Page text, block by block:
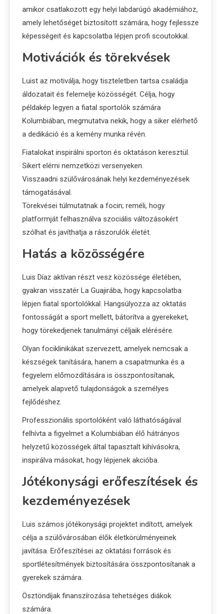
amikor csatlakozott egy helyi labdarúgó akadémiához,
amely lehetőséget biztosított számára, hogy fejlessze
képességeit és kapcsolatba lépjen profi scoutokkal.
Motivációk és törekvések
Luist az motiválja, hogy tiszteletben tartsa családja
áldozatait és felemelje közösségét. Célja, hogy
példakép legyen a fiatal sportolók számára
Kolumbiában, megmutatva nekik, hogy a siker elérhető
a dedikáció és a kemény munka révén.
Fiatalokat inspirálni sporton és oktatáson keresztül.
Sikert elérni nemzetközi versenyeken.
Visszaadni szülővárosának helyi kezdeményezések
támogatásával.
Törekvései túlmutatnak a focin; reméli, hogy
platformját felhasználva szociális változásokért
szólhat és javíthatja a rászorulók életét.
Hatás a közösségére
Luis Díaz aktívan részt vesz közössége életében,
gyakran visszatér La Guajirába, hogy kapcsolatba
lépjen fiatal sportolókkal. Hangsúlyozza az oktatás
fontosságát a sport mellett, bátorítva a gyerekeket,
hogy törekedjenek tanulmányi céljaik elérésére.
Olyan fociklinikákat szervezett, amelyek nemcsak a
készségek tanítására, hanem a csapatmunka és a
fegyelem előmozdítására is összpontosítanak,
amelyek alapvető tulajdonságok a személyes
fejlődéshez.
Professzionális sportolóként való láthatóságával
felhívta a figyelmet a Kolumbiában élő hátrányos
helyzetű közösségek által tapasztalt kihívásokra,
inspirálva másokat, hogy lépjenek akcióba.
Jótékonysági erőfeszítések és
kezdeményezések
Luis számos jótékonysági projektet indított, amelyek
célja a szülővárosában élők életkörülményeinek
javítása. Erőfeszítései az oktatási források és
sportlétesítmények biztosítására összpontosítanak a
gyerekek számára.
Ösztöndíjak finanszírozása tehetséges diákok
számára.